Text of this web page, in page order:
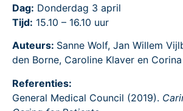
Dag: Donderdag 3 april
Tijd: 15.10 – 16.10 uur
Auteurs: Sanne Wolf, Jan Willem
den Borne, Caroline Klaver en
Referenties:
General Medical Council (2019).